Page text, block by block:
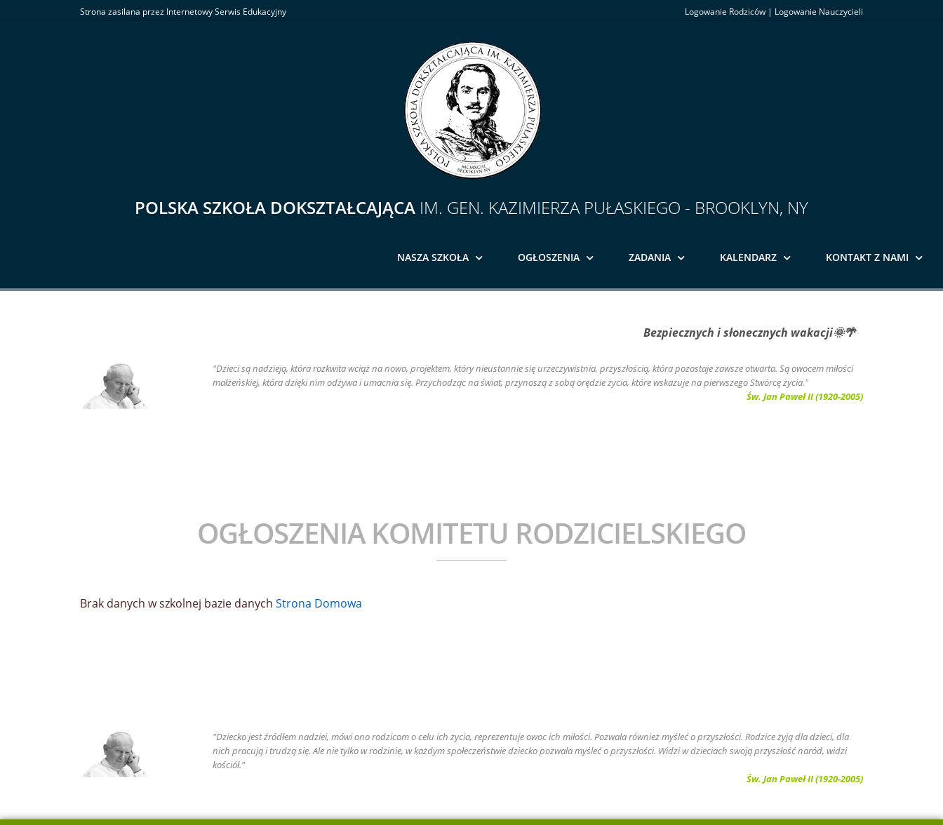
Strona zasilana przez Internetowy Serwis Edukacyjny Logowanie Rodziców | Logowanie Nauczycieli
POLSKA SZKOŁA DOKSZTAŁCAJĄCA IM. GEN. KAZIMIERZA PUŁASKIEGO - BROOKLYN, NY
NASZA SZKOŁA OGŁOSZENIA ZADANIA KALENDARZ KONTAKT Z NAMI
Bezpiecznych i słonecznych wakacji🌞🌴
"Dzieci są nadzieją, która rozkwita wciąż na nowo, projektem, który nieustannie się urzeczywistnia, przyszłością, która pozostaje zawsze otwarta. Są owocem miłości
małżeńskiej, która dzięki nim odżywa i umacnia się. Przychodząc na świat, przynoszą z sobą orędzie życia, które wskazuje na pierwszego Stwórcę życia."
Św. Jan Paweł II (1920-2005)
OGŁOSZENIA KOMITETU RODZICIELSKIEGO
Brak danych w szkolnej bazie danych Strona Domowa
"Dziecko jest źródłem nadziei, mówi ono rodzicom o celu ich życia, reprezentuje owoc ich miłości. Pozwala również myśleć o przyszłości. Rodzice żyją dla dzieci, dla
nich pracują i trudzą się. Ale nie tylko w rodzinie, w każdym społeczeństwie dziecko pozwala myśleć o przyszłości. Widzi w dzieciach swoją przyszłość naród, widzi
kościół."
Św. Jan Paweł II (1920-2005)